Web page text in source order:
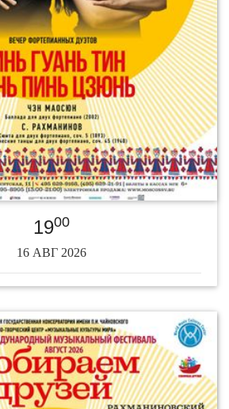
1900
16 АВГ 2026